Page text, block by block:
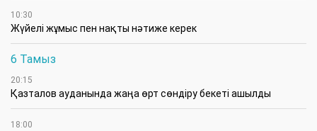
10:30
Жүйелі жұмыс пен нақты нәтиже керек
6 Тамыз
20:15
Қазталов ауданында жаңа өрт сөндіру бекеті ашылды
18:00